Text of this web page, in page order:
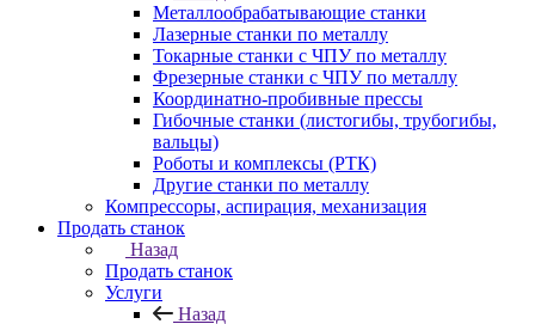
Металлообрабатывающие станки
Лазерные станки по металлу
Токарные станки с ЧПУ по металлу
Фрезерные станки с ЧПУ по металлу
Координатно-пробивные прессы
Гибочные станки (листогибы, трубогибы,
вальцы)
Роботы и комплексы (РТК)
Другие станки по металлу
Компрессоры, аспирация, механизация
Продать станок
Назад
Продать станок
Услуги
Назад